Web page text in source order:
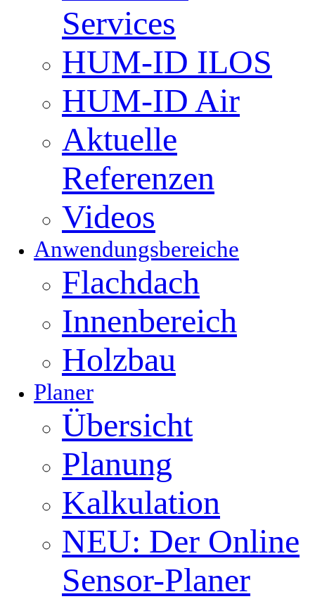
Services
HUM-ID ILOS
HUM-ID Air
Aktuelle
Referenzen
Videos
Anwendungsbereiche
Flachdach
Innenbereich
Holzbau
Planer
Übersicht
Planung
Kalkulation
NEU: Der Online
Sensor-Planer